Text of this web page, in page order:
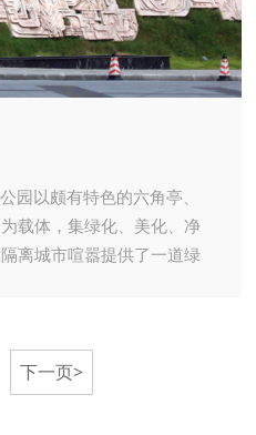
园以颇有特色的六角亭、
载体，集绿化、美化、净
离城市喧嚣提供了一道绿
下一页>